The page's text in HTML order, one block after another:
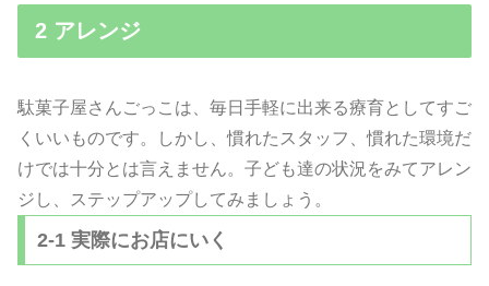
2 アレンジ
駄菓子屋さんごっこは、 毎日手軽に出来る療育としてすご
くいいものです。しかし、慣れたスタッフ、慣れた環境だ
けでは十分とは言えません。 子ども達の状況をみてアレン
ジし、
ステップアップしてみましょう。
2-1 実際にお店にいく